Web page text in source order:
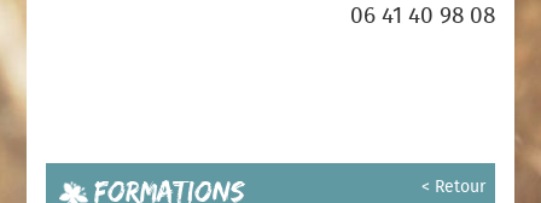
06 41 40 98 08
< Retour
Formations